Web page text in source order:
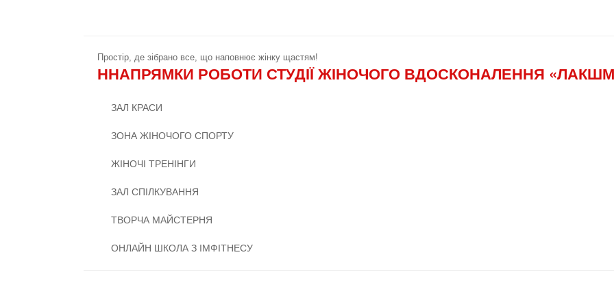
Простір, де зібрано все, що наповнює жінку щастям!
ННАПРЯМКИ РОБОТИ СТУДІЇ ЖІНОЧОГО ВДОСКОНАЛЕННЯ
ЗАЛ КРАСИ
ЗОНА ЖІНОЧОГО СПОРТУ
ЖІНОЧІ ТРЕНІНГИ
ЗАЛ СПІЛКУВАННЯ
ТВОРЧА МАЙСТЕРНЯ
ОНЛАЙН ШКОЛА З ІМФІТНЕСУ